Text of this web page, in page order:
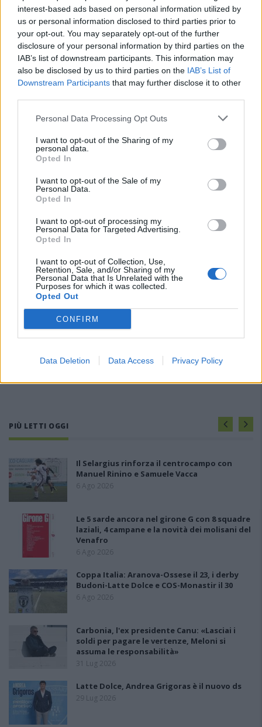
interest-based ads based on personal information utilized by
us or personal information disclosed to third parties prior to
your opt-out. You may separately opt-out of the further
disclosure of your personal information by third parties on the
IAB’s list of downstream participants. This information may
also be disclosed by us to third parties on the IAB’s List of
Downstream Participants that may further disclose it to other
Personal Data Processing Opt Outs
I want to opt-out of the Sharing of my
personal data.
Opted In
I want to opt-out of the Sale of my
Personal Data.
Opted In
I want to opt-out of processing my
Personal Data for Targeted Advertising.
Opted In
I want to opt-out of Collection, Use,
Retention, Sale, and/or Sharing of my
Personal Data that Is Unrelated with the
Purposes for which it was collected.
Opted Out
CONFIRM
Data Deletion Data Access Privacy Policy
PIÙ LETTI OGGI
Il Selargius rinforza il centrocampo con
Manuel Rinino e Samuele Vacca
6 Ago 2026
Le 5 sarde ancora nel girone G con 8 squadre
laziali, 4 campane e la novità dei molisani del
Venafro
6 Ago 2026
Coppa Italia: Aranova-Ossese il 23, i derby
Budoni-Latte Dolce e COS-Monastir il 30
6 Ago 2026
Carbonia, l'ex presidente Canu: «Lasciai i
soldi per pagare le vertenze, Meloni si
assuma le responsabilità»
31 Lug 2026
Latte Dolce, Andrea Grigoras è il nuovo ds
29 Lug 2026